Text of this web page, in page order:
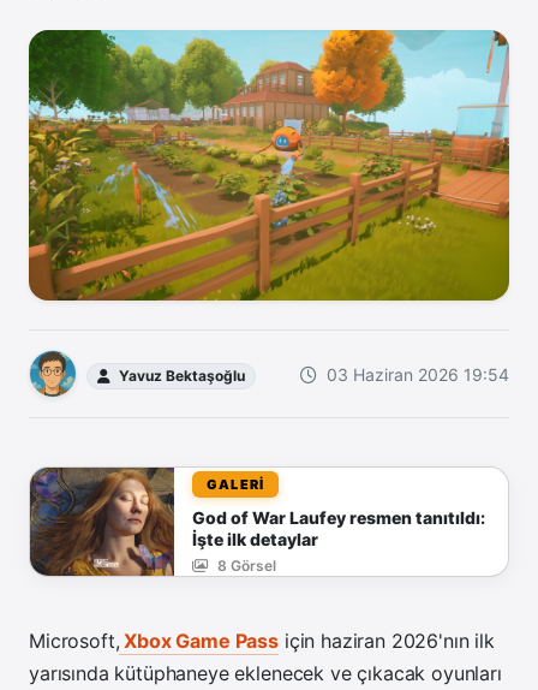
Yavuz Bektaşoğlu 03 Haziran 2026 19:54
GALERİ
God of War Laufey resmen tanıtıldı:
İşte ilk detaylar
8 Görsel
Microsoft, Xbox Game Pass için haziran 2026'nın ilk
yarısında kütüphaneye eklenecek ve çıkacak oyunları